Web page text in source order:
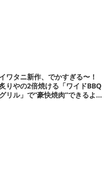
イワタニ新作、でかすぎる〜！
りやの2倍焼ける「ワイドBBQ
グリル」で“豪快焼肉”できるよ